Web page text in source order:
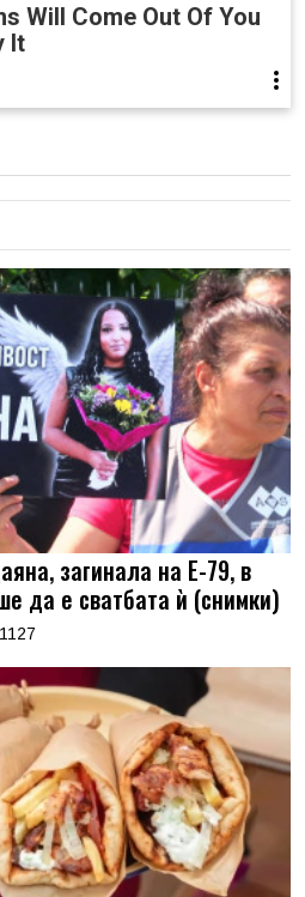
Will Come Out Of You
It
загинала на Е-79, в
да е сватбата ѝ (снимки)
1127